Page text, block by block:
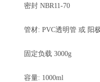
密封 NBR11-70
管材: PVC透明管 或 阳
固定负载 3000g
容量: 1000ml